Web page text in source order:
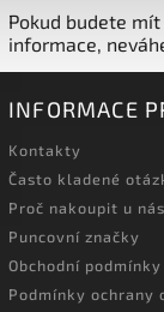
Pokud budete
informace,
INFORMACE
Kontakty
Často kladené
Proč nakoupit u nás
Puncovní značky
Obchodní podmínky
Podmínky ochrany